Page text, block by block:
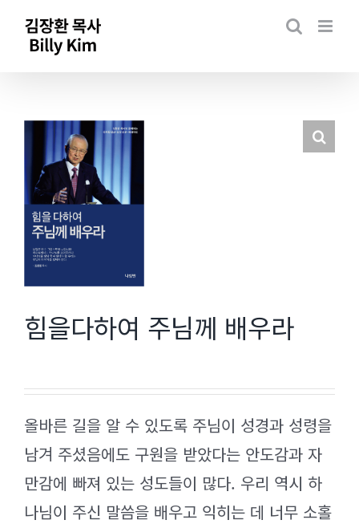
Skip
힘을다하여 주님께 배우라
올바른 길을 알 수 있도록 주님이 성경과 성령을
남겨 주셨음에도 구원을 받았다는 안도감과 자
만감에 빠져 있는 성도들이 많다. 우리 역시 하
나님이 주신 말씀을 배우고 익히는 데 너무 소홀